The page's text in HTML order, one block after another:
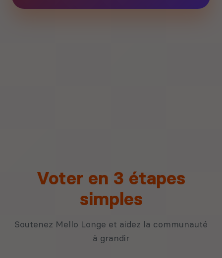
Voter en 3 étapes
simples
Soutenez Mello Longe et aidez la communauté
à grandir